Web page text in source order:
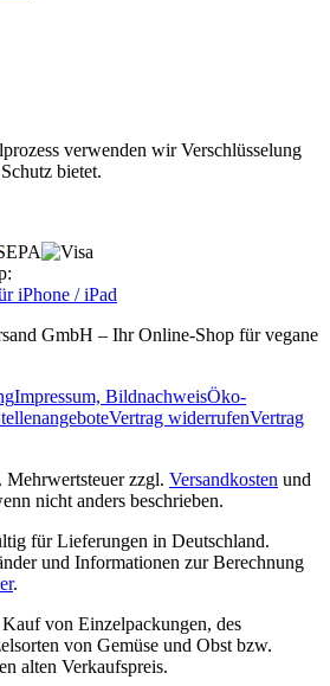
verwenden wir Verschlüsselung
bietet.
iPhone / iPad
GmbH – Ihr Online‐Shop für vegane
Impressum, BildnachweisÖko‐
Vertrag widerrufenVertrag
zzgl. Versandkosten und
nicht anders beschrieben.
für Lieferungen in Deutschland.
und Informationen zur Berechnung
.
von Einzelpackungen, des
von Gemüse und Obst bzw.
alten Verkaufspreis.